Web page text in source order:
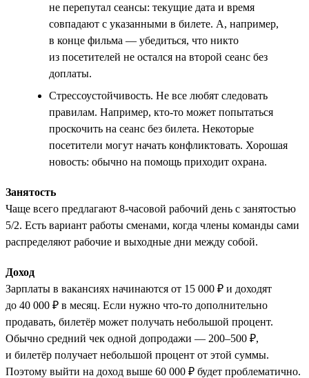
не перепутал сеансы: текущие дата и время
совпадают с указанными в билете. А, например,
в конце фильма — убедиться, что никто
из посетителей не остался на второй сеанс без
доплаты.
Стрессоустойчивость. Не все любят следовать
правилам. Например, кто-то может попытаться
проскочить на сеанс без билета. Некоторые
посетители могут начать конфликтовать. Хорошая
новость: обычно на помощь приходит охрана.
Занятость
Чаще всего предлагают 8-часовой рабочий день с занятостью
5/2. Есть вариант работы сменами, когда члены команды сами
распределяют рабочие и выходные дни между собой.
Доход
Зарплаты в вакансиях начинаются от 15 000 ₽ и доходят
до 40 000 ₽ в месяц. Если нужно что-то дополнительно
продавать, билетёр может получать небольшой процент.
Обычно средний чек одной допродажи — 200–500 ₽,
и билетёр получает небольшой процент от этой суммы.
Поэтому выйти на доход выше 60 000 ₽ будет проблематично.